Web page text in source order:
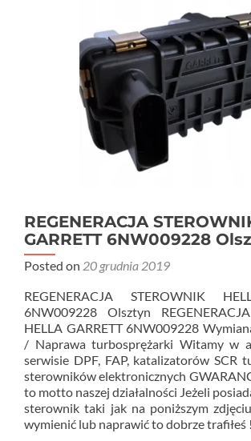
REGENERACJA
GARRETT 6NW009228
Posted on 20 grudnia 2019
REGENERACJA STEROWNIK
6NW009228 Olsztyn
HELLA GARRETT 6NW009228
/ Naprawa turbosprężarki Witamy w
serwisie DPF, FAP, katalizatorów SCR
sterowników elektronicznych
to motto naszej działalności Jeżeli
sterownik taki jak na poniższym
wymienić lub naprawić to dobrze trafiłeś !